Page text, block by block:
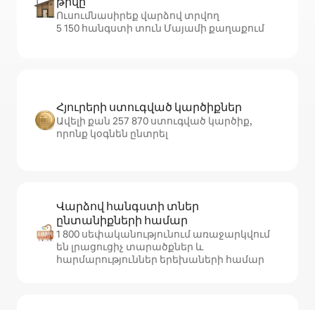
Ուսումնասիրեք վարձով տրվող
5 150 հանգստի տուն Մայամի քաղաքում
Հյուրերի ստուգված կարծիքներ
Ավելի քան 257 870 ստուգված կարծիք,
որոնք կօգնեն ընտրել
Վարձով հանգստի տներ
ընտանիքների համար
1 800 սեփականությունում առաջարկվում
են լրացուցիչ տարածքներ և
հարմարություններ երեխաների համար